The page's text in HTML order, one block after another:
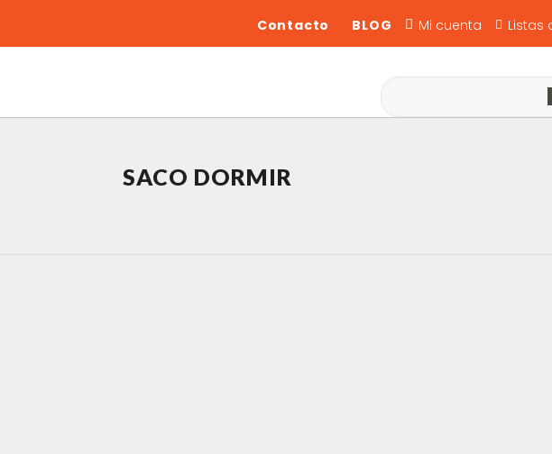
Mi cuenta Listas
BLOG
Contacto
SACO DORMIR